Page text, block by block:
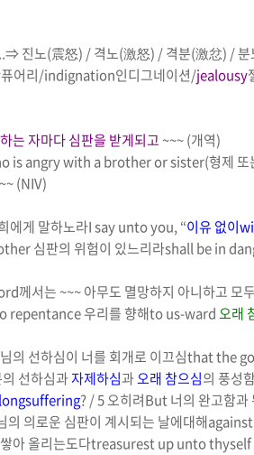
⇒진노(震怒) /격노(激怒) /격분(激忿) /분
퓨어리/indignation인디그네이션/jealousy
는 자마다 심판을 받게되고 ~~~(개역)
is angry with a brother or sister(형제 또
(NIV)
에게 말하노라I say unto you, “이유 없이
심판의 위험이 있느리라shall be in
께서는 ~~~아무도 멸망하지 아니하고 모
repentance우리를 향해to us-ward오래
의 선하심이 너를 회개로 이끄심that the
선하심과자제하심과오래 참으심의 풍성
longsuffering? / 5오히려But너의 완고함과
의 의로운 심판이 계시되는 날에대해
아 올리는도다treasurest up unto thyself